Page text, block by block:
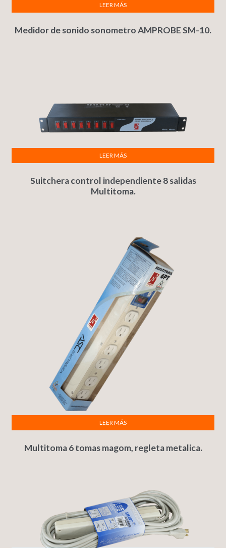
Medidor de sonido sonometro AMPROBE SM-10.
LEER MÁS
Suitchera control independiente 8 salidas
Multitoma.
LEER MÁS
Multitoma 6 tomas magom, regleta metalica.
LEER MÁS